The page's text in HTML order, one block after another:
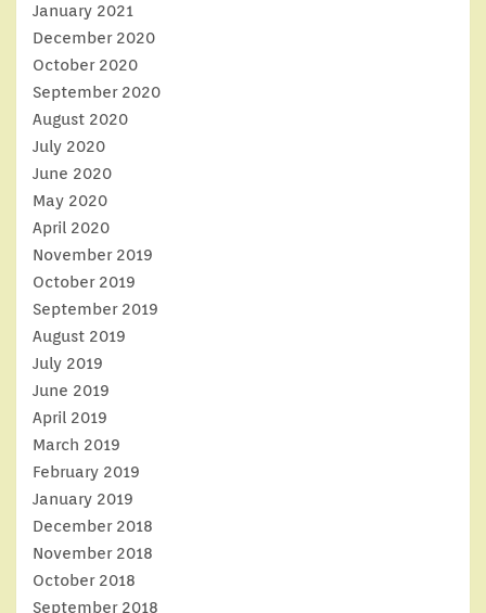
January 2021
December 2020
October 2020
September 2020
August 2020
July 2020
June 2020
May 2020
April 2020
November 2019
October 2019
September 2019
August 2019
July 2019
June 2019
April 2019
March 2019
February 2019
January 2019
December 2018
November 2018
October 2018
September 2018